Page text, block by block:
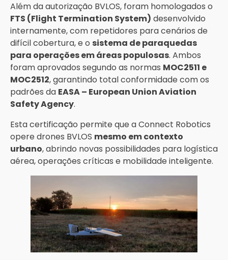
Além da autorização BVLOS, foram homologados o
FTS (Flight Termination System) desenvolvido
internamente, com repetidores para cenários de
difícil cobertura, e o sistema de paraquedas
para operações em áreas populosas. Ambos
foram aprovados segundo as normas MOC2511 e
MOC2512, garantindo total conformidade com os
padrões da EASA – European Union Aviation
Safety Agency.
Esta certificação permite que a Connect Robotics
opere drones BVLOS mesmo em contexto
urbano, abrindo novas possibilidades para logística
aérea, operações críticas e mobilidade inteligente.